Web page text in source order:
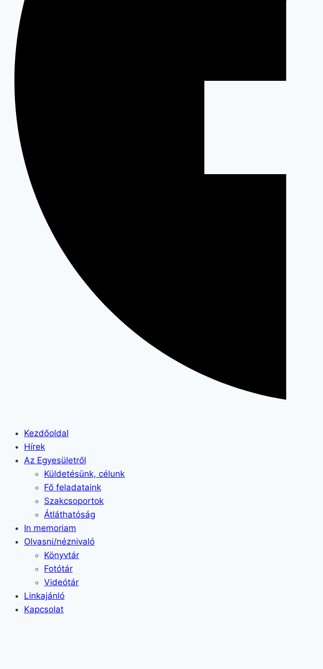
Kezdőoldal
Hírek
Az Egyesületről
Küldetésünk, célunk
Fő feladataink
Szakcsoportok
Átláthatóság
In memoriam
Olvasni/néznivaló
Könyvtár
Fotótár
Videótár
Linkajánló
Kapcsolat